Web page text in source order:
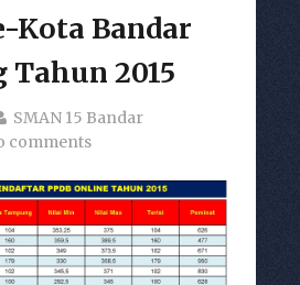
Kota Bandar
Tahun 2015
SMAN 15 Bandar
comments